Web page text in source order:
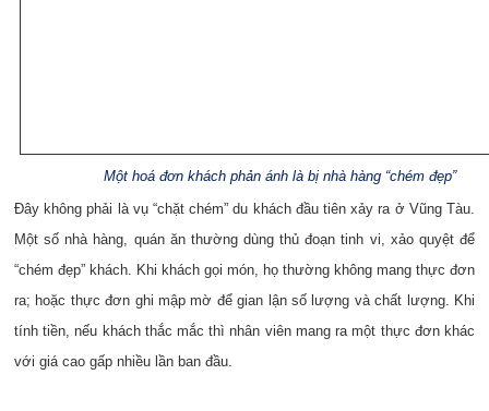
Một hoá đơn khách phản ánh là bị nhà hàng “chém đẹp”
Đây không phải là vụ “chặt chém” du khách đầu tiên xảy ra ở Vũng Tàu.
Một số nhà hàng, quán ăn thường dùng thủ đoạn tinh vi, xảo quyệt để
“chém đẹp” khách. Khi khách gọi món, họ thường không mang thực đơn
ra; hoặc thực đơn ghi mập mờ để gian lận số lượng và chất lượng. Khi
tính tiền, nếu khách thắc mắc thì nhân viên mang ra một thực đơn khác
với giá cao gấp nhiều lần ban đầu.